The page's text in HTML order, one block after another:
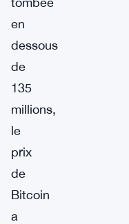
en
dessous
de
135
millions,
le
prix
de
Bitcoin
a